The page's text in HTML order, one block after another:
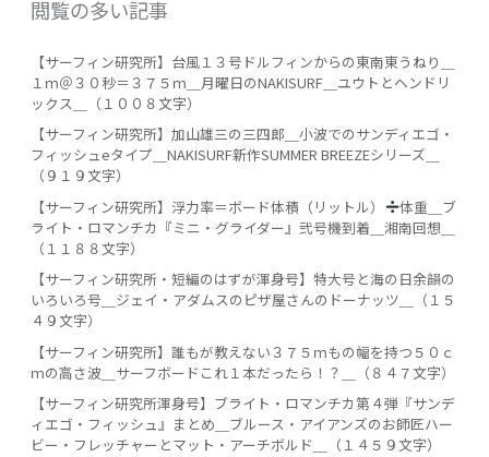
閲覧の多い記事
【サーフィン研究所】台風１３号ドルフィンからの東南東うねり＿
１ｍ＠３０秒＝３７５ｍ＿月曜日のNAKISURF＿ユウトとヘンドリ
ックス＿（１００８文字）
【サーフィン研究所】加山雄三の三四郎＿小波でのサンディエゴ・
フィッシュeタイプ＿NAKISURF新作SUMMER BREEZEシリーズ＿
（９１９文字）
【サーフィン研究所】浮力率＝ボード体積（リットル）
️体重＿ブ
ライト・ロマンチカ『ミニ・グライダー』弐号機到着＿湘南回想＿
（１１８８文字）
【サーフィン研究所・短編のはずが渾身号】特大号と海の日余韻の
いろいろ号＿ジェイ・アダムスのピザ屋さんのドーナッツ＿（１５
４９文字）
【サーフィン研究所】誰もが教えない３７５ｍもの幅を持つ５０ｃ
ｍの高さ波＿サーフボードこれ１本だったら！？＿（８４７文字）
【サーフィン研究所渾身号】ブライト・ロマンチカ第４弾『サンデ
ィエゴ・フィッシュ』まとめ＿ブルース・アイアンズのお師匠ハー
ビー・フレッチャーとマット・アーチボルド＿（１４５９文字）